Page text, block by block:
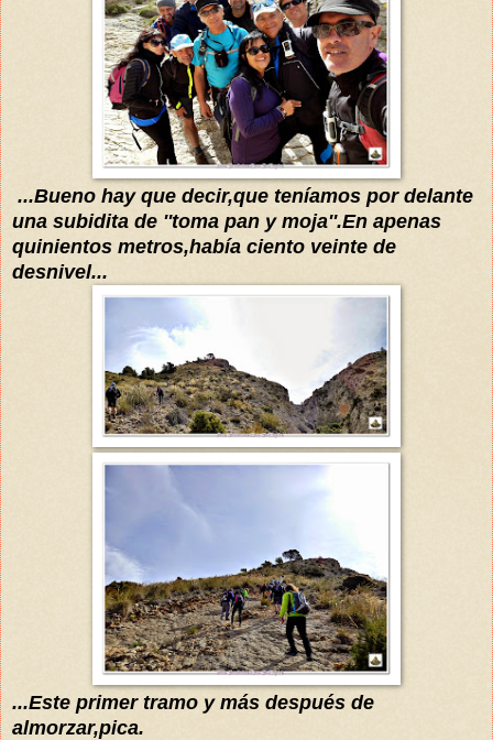
...Bueno hay que decir,que teníamos por delante
una subidita de ''toma pan y moja''.En apenas
quinientos metros,había ciento veinte de
desnivel...
...Este primer tramo y más después de
almorzar,pica.